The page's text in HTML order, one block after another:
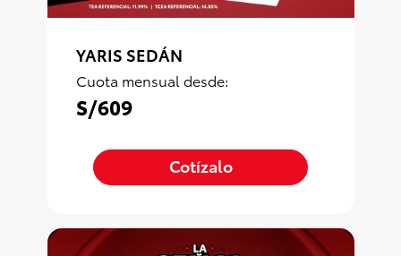
YARIS SEDÁN
Cuota mensual desde:
S/609
Cotízalo